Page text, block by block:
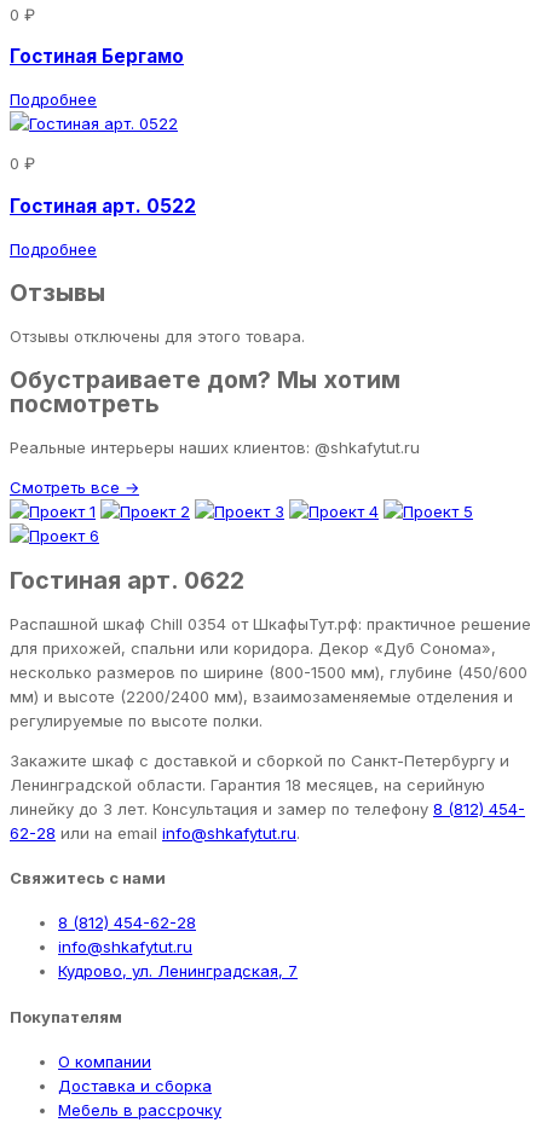
0 ₽
Гостиная Бергамо
Подробнее
0 ₽
Гостиная арт. 0522
Подробнее
Отзывы
Отзывы отключены для этого товара.
Обустраиваете дом? Мы хотим
посмотреть
Реальные интерьеры наших клиентов: @shkafytut.ru
Смотреть все →
Гостиная арт. 0622
Распашной шкаф Chill 0354 от ШкафыТут.рф: практичное решение
для прихожей, спальни или коридора. Декор «Дуб Сонома»,
несколько размеров по ширине (800-1500 мм), глубине (450/600
мм) и высоте (2200/2400 мм), взаимозаменяемые отделения и
регулируемые по высоте полки.
Закажите шкаф с доставкой и сборкой по Санкт-Петербургу и
Ленинградской области. Гарантия 18 месяцев, на серийную
линейку до 3 лет. Консультация и замер по телефону 8 (812) 454-
62-28 или на email info@shkafytut.ru.
Свяжитесь с нами
8 (812) 454-62-28
info@shkafytut.ru
Кудрово, ул. Ленинградская, 7
Покупателям
О компании
Доставка и сборка
Мебель в рассрочку